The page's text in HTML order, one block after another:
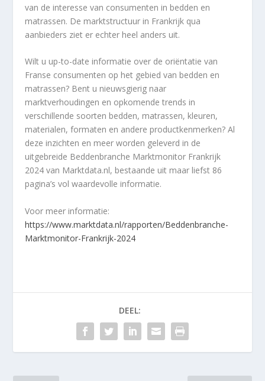
van de interesse van consumenten in bedden en
matrassen. De marktstructuur in Frankrijk qua
aanbieders ziet er echter heel anders uit.
Wilt u up-to-date informatie over de oriëntatie van
Franse consumenten op het gebied van bedden en
matrassen? Bent u nieuwsgierig naar
marktverhoudingen en opkomende trends in
verschillende soorten bedden, matrassen, kleuren,
materialen, formaten en andere productkenmerken? Al
deze inzichten en meer worden geleverd in de
uitgebreide Beddenbranche Marktmonitor Frankrijk
2024 van Marktdata.nl, bestaande uit maar liefst 86
pagina’s vol waardevolle informatie.
Voor meer informatie:
https://www.marktdata.nl/rapporten/Beddenbranche-
Marktmonitor-Frankrijk-2024
DEEL: